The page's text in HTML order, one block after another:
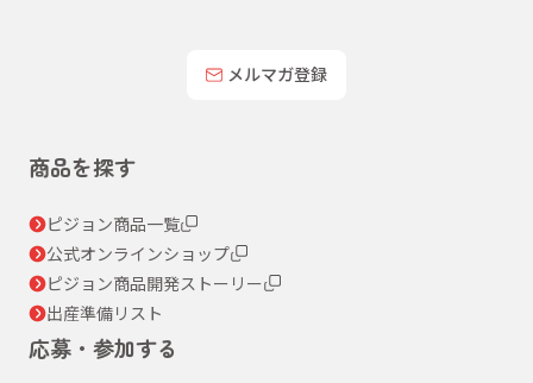
メルマガ登録
商品を探す
ピジョン商品一覧
公式オンラインショップ
ピジョン商品開発ストーリー
出産準備リスト
応募・参加する